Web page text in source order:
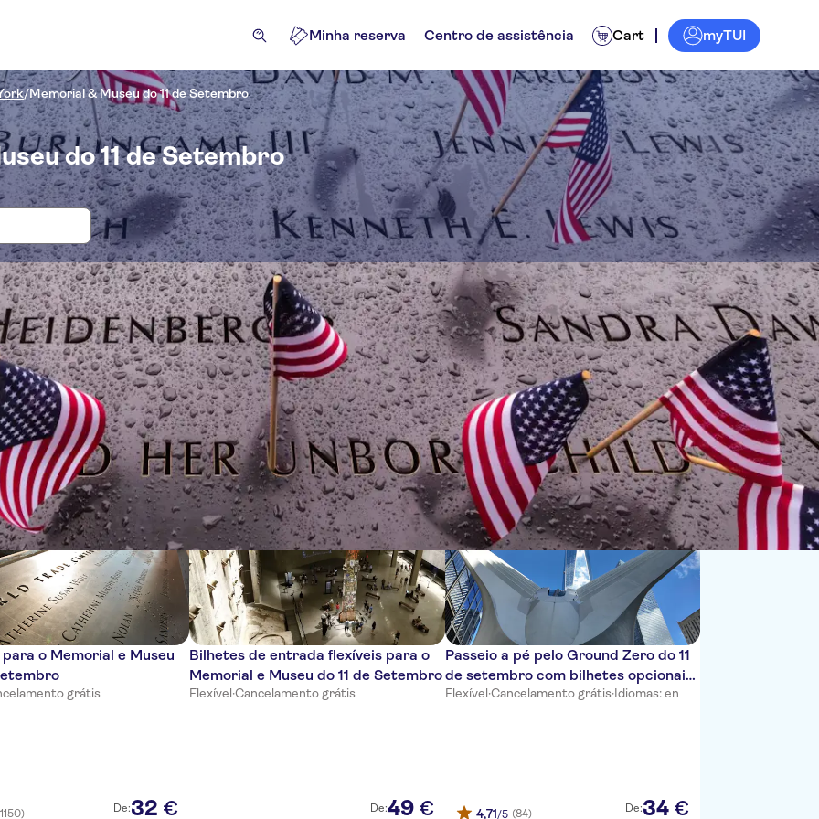
Minha reserva Centro de assistência Cart myTUI
/Memorial & Museu do 11 de Setembro
do 11 de Setembro
bilhetes para Memorial & Museu do 11 de Setembro
e visitas guiadas Excursões e passeios de um dia Atividades
Ordenar por:
o Memorial e Museu
grátis
De:32 €
Bilhetes de entrada flexíveis para o
Memorial e Museu do 11 de Setembro
Flexível·Cancelamento grátis
De:49 €
Passeio a pé pelo Ground Zero do 11
de setembro com bilhetes opcionais
para o Museu do 11 de setembro e
Flexível·Cancelamento grátis·Idiomas: en
4,71/5 (84) De:34 €